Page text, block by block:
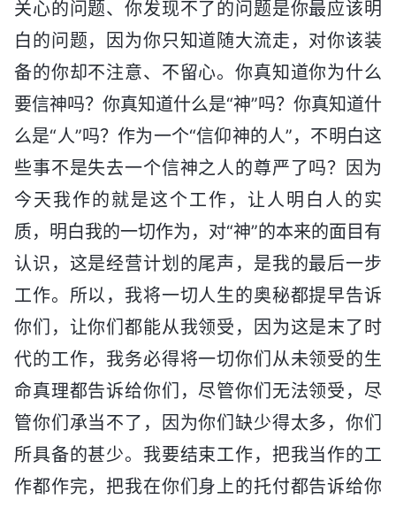
关心的问题、你发现不了的问题是你最应该明
白的问题，因为你只知道随大流走，对你该装
备的你却不注意、不留心。你真知道你为什么
要信神吗？你真知道什么是“神”吗？你真知道什
么是“人”吗？作为一个“信仰神的人”，不明白这
些事不是失去一个信神之人的尊严了吗？因为
今天我作的就是这个工作，让人明白人的实
质，明白我的一切作为，对“神”的本来的面目有
认识，这是经营计划的尾声，是我的最后一步
工作。所以，我将一切人生的奥秘都提早告诉
你们，让你们都能从我领受，因为这是末了时
代的工作，我务必得将一切你们从未领受的生
命真理都告诉给你们，尽管你们无法领受，尽
管你们承当不了，因为你们缺少得太多，你们
所具备的甚少。我要结束工作，把我当作的工
作都作完，把我在你们身上的托付都告诉给你